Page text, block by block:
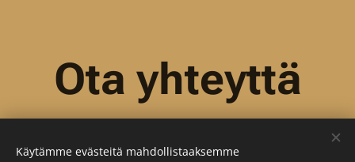
Ota yhteyttä
Käytämme evästeitä mahdollistaaksemme